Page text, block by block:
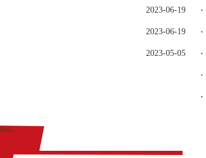
2023-06-19
2023-06-19
2023-05-05